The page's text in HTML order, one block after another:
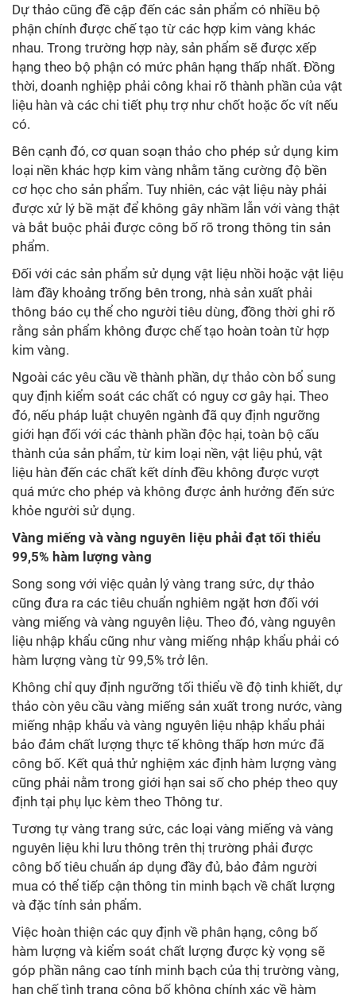
Dự thảo cũng đề cập đến các sản phẩm có nhiều bộ
phận chính được chế tạo từ các hợp kim vàng khác
nhau. Trong trường hợp này, sản phẩm sẽ được xếp
hạng theo bộ phận có mức phân hạng thấp nhất. Đồng
thời, doanh nghiệp phải công khai rõ thành phần của vật
liệu hàn và các chi tiết phụ trợ như chốt hoặc ốc vít nếu
có.
Bên cạnh đó, cơ quan soạn thảo cho phép sử dụng kim
loại nền khác hợp kim vàng nhằm tăng cường độ bền
cơ học cho sản phẩm. Tuy nhiên, các vật liệu này phải
được xử lý bề mặt để không gây nhầm lẫn với vàng thật
và bắt buộc phải được công bố rõ trong thông tin sản
phẩm.
Đối với các sản phẩm sử dụng vật liệu nhồi hoặc vật liệu
làm đầy khoảng trống bên trong, nhà sản xuất phải
thông báo cụ thể cho người tiêu dùng, đồng thời ghi rõ
rằng sản phẩm không được chế tạo hoàn toàn từ hợp
kim vàng.
Ngoài các yêu cầu về thành phần, dự thảo còn bổ sung
quy định kiểm soát các chất có nguy cơ gây hại. Theo
đó, nếu pháp luật chuyên ngành đã quy định ngưỡng
giới hạn đối với các thành phần độc hại, toàn bộ cấu
thành của sản phẩm, từ kim loại nền, vật liệu phủ, vật
liệu hàn đến các chất kết dính đều không được vượt
quá mức cho phép và không được ảnh hưởng đến sức
khỏe người sử dụng.
Vàng miếng và vàng nguyên liệu phải đạt tối thiểu
99,5% hàm lượng vàng
Song song với việc quản lý vàng trang sức, dự thảo
cũng đưa ra các tiêu chuẩn nghiêm ngặt hơn đối với
vàng miếng và vàng nguyên liệu. Theo đó, vàng nguyên
liệu nhập khẩu cũng như vàng miếng nhập khẩu phải có
hàm lượng vàng từ 99,5% trở lên.
Không chỉ quy định ngưỡng tối thiểu về độ tinh khiết, dự
thảo còn yêu cầu vàng miếng sản xuất trong nước, vàng
miếng nhập khẩu và vàng nguyên liệu nhập khẩu phải
bảo đảm chất lượng thực tế không thấp hơn mức đã
công bố. Kết quả thử nghiệm xác định hàm lượng vàng
cũng phải nằm trong giới hạn sai số cho phép theo quy
định tại phụ lục kèm theo Thông tư.
Tương tự vàng trang sức, các loại vàng miếng và vàng
nguyên liệu khi lưu thông trên thị trường phải được
công bố tiêu chuẩn áp dụng đầy đủ, bảo đảm người
mua có thể tiếp cận thông tin minh bạch về chất lượng
và đặc tính sản phẩm.
Việc hoàn thiện các quy định về phân hạng, công bố
hàm lượng và kiểm soát chất lượng được kỳ vọng sẽ
góp phần nâng cao tính minh bạch của thị trường vàng,
hạn chế tình trạng công bố không chính xác về hàm